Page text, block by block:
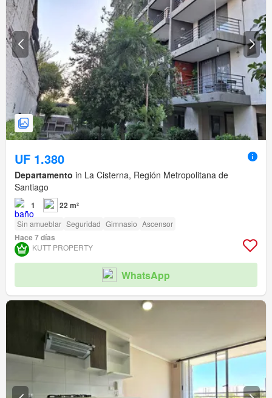
UF 1.380
Departamento in La Cisterna, Región Metropolitana de
Santiago
1 22 m²
Sin amueblar Seguridad Gimnasio Ascensor
Hace 7 días
KUTT PROPERTY
WhatsApp